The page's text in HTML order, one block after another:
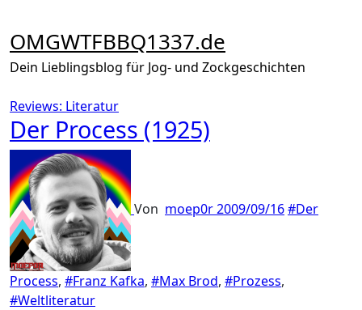
springen
OMGWTFBBQ1337.de
Dein Lieblingsblog für Jog- und Zockgeschichten
Reviews: Literatur
Der Process (1925)
Von moep0r2009/09/16#Der
Process, #Franz Kafka, #Max Brod, #Prozess,
#Weltliteratur